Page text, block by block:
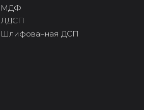
МДФ
ЛДСП
Шлифованная ДСП